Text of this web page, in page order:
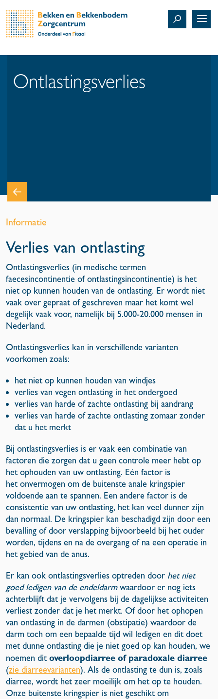
Ontlastingsverlies
Informatie
Verlies van ontlasting
Ontlastingsverlies (in medische termen
faecesincontinentie of ontlastingsincontinentie) is het
niet op kunnen houden van de ontlasting. Er wordt niet
vaak over gepraat of geschreven maar het komt wel
degelijk vaak voor, namelijk bij 5.000-20.000 mensen in
Nederland.
Ontlastingsverlies kan in verschillende varianten
voorkomen zoals:
het niet op kunnen houden van windjes
verlies van vegen ontlasting in het ondergoed
verlies van harde of zachte ontlasting bij aandrang
verlies van harde of zachte ontlasting zomaar zonder
dat u het merkt
Bij ontlastingsverlies is er vaak een combinatie van
factoren die zorgen dat u geen controle meer hebt op
het ophouden van uw ontlasting. Eén factor is
het onvermogen om de buitenste anale kringspier
voldoende aan te spannen. Een andere factor is de
consistentie van uw ontlasting, het kan veel dunner zijn
dan normaal. De kringspier kan beschadigd zijn door een
bevalling of door verslapping bijvoorbeeld bij het ouder
worden, tijdens en na de overgang of na een operatie in
het gebied van de anus.
Er kan ook ontlastingsverlies optreden door het niet
goed ledigen van de endeldarmwaardoor er nog iets
achterblijft dat je vervolgens bij de dagelijkse activiteiten
verliest zonder dat je het merkt. Of door het ophopen
van ontlasting in de darmen (obstipatie) waardoor de
darm toch om een bepaalde tijd wil ledigen en dit doet
met dunne ontlasting die je niet goed op kan houden, we
noemen dit overloopdiarree of paradoxale diarree
(zie diarreevarianten). Als de ontlasting te dun is, zoals
diarree, wordt het zeer moeilijk om het op te houden.
Onze buitenste kringspier is niet geschikt om